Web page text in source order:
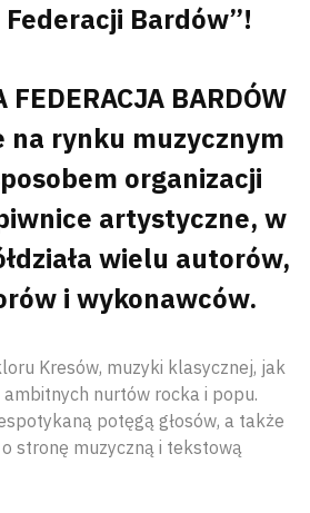
Bardów”!
FEDERACJA BARDÓW
na rynku muzycznym
organizacji
artystyczne, w
wielu autorów,
i wykonawców.
Kresów, muzyki klasycznej, jak
nurtów rocka i popu.
potęgą głosów, a także
stronę muzyczną i tekstową